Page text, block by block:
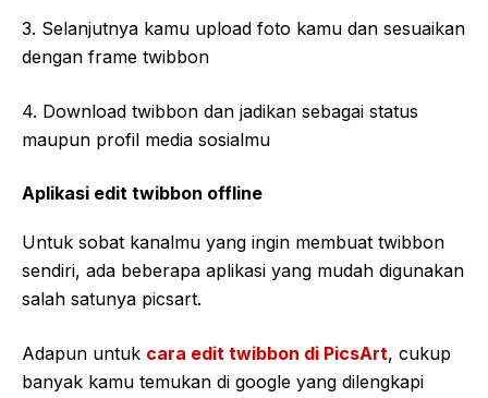
3. Selanjutnya kamu upload foto kamu dan sesuaikan
dengan frame twibbon
4. Download twibbon dan jadikan sebagai status
maupun profil media sosialmu
Aplikasi edit twibbon offline
Untuk sobat kanalmu yang ingin membuat twibbon
sendiri, ada beberapa aplikasi yang mudah digunakan
salah satunya picsart.
Adapun untuk cara edit twibbon di PicsArt, cukup
banyak kamu temukan di google yang dilengkapi